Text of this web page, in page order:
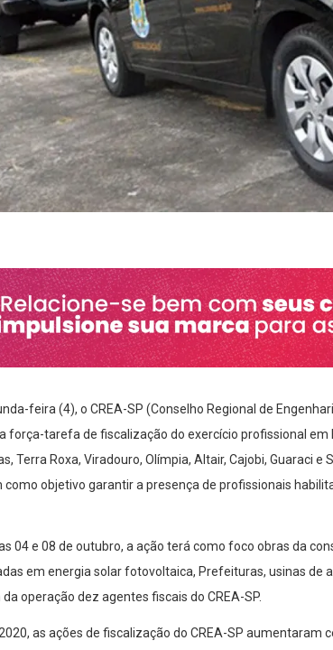
feira (4), o CREA-SP (Conselho Regional de
força-tarefa de fiscalização do exercício profissional
Terra Roxa, Viradouro, Olímpia, Altair, Cajobi, Guaraci
como objetivo garantir a presença de profissionais
04 e 08 de outubro, a ação terá como foco obras da
em energia solar fotovoltaica, Prefeituras, usinas de
operação dez agentes fiscais do CREA-SP.
as ações de fiscalização do CREA-SP aumentaram